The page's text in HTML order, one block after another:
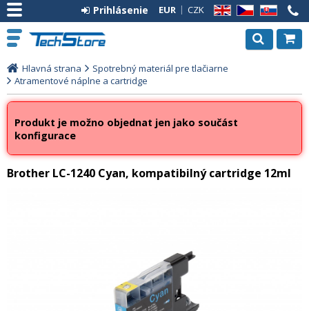
EN CZ SK
EUR CZK
Prihlásenie
Hlavná strana
Spotrebný materiál pre tlačiarne
Atramentové náplne a cartridge
Produkt je možno objednat jen jako součást
konfigurace
Brother LC-1240 Cyan, kompatibilný cartridge 12ml